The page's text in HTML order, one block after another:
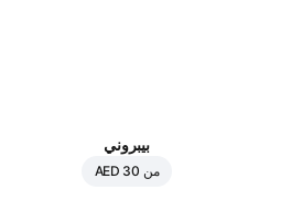
بيبروني
من AED 30